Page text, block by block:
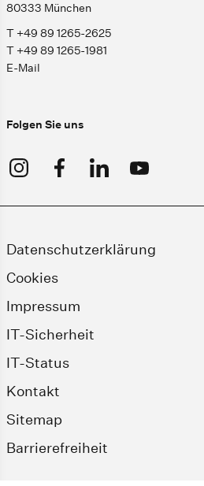
80333 München
T +49 89 1265-2625
T +49 89 1265-1981
E-Mail
Folgen Sie uns
Datenschutzerklärung
Cookies
Impressum
IT-Sicherheit
IT-Status
Kontakt
Sitemap
Barrierefreiheit